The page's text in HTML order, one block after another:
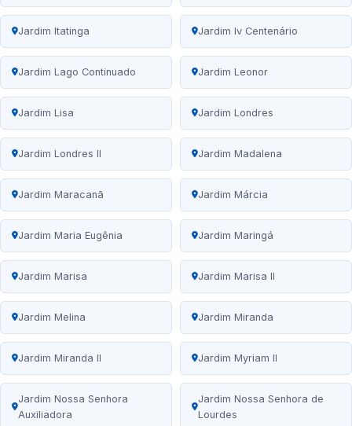
Jardim Itatinga Jardim Iv Centenário
Jardim Lago Continuado Jardim Leonor
Jardim Lisa Jardim Londres
Jardim Londres II Jardim Madalena
Jardim Maracanã Jardim Márcia
Jardim Maria Eugênia Jardim Maringá
Jardim Marisa Jardim Marisa II
Jardim Melina Jardim Miranda
Jardim Miranda II Jardim Myriam II
Jardim Nossa Senhora
Auxiliadora
Jardim Nossa Senhora de
Lourdes